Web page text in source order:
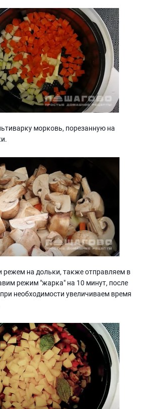
морковь, порезанную на
на дольки, также отправляем в
режим "жарка" на 10 минут, после
необходимости увеличиваем время